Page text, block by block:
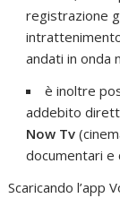
registrazione
andati in onda
è inoltre
addebito
Now Tv
documentari e
Scaricando l’app